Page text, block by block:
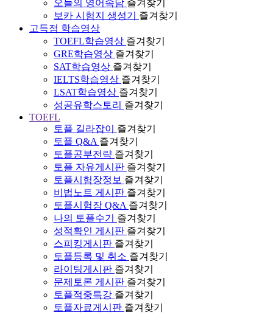
오늘의 영어속담 즐겨찾기
보카 시험지 생성기
즐겨찾기
고득점 학습영상
TOEFL학습영상 즐겨찾기
GRE학습영상 즐겨찾기
SAT학습영상 즐겨찾기
IELTS학습영상 즐겨찾기
LSAT학습영상 즐겨찾기
성공유학스토리 즐겨찾기
TOEFL
토플 길라잡이
즐겨찾기
토플 Q&A 즐겨찾기
토플공부전략 즐겨찾기
토플 자유게시판 즐겨찾기
토플시험장정보 즐겨찾기
비법노트 게시판 즐겨찾기
토플시험장 Q&A 즐겨찾기
나의 토플수기
즐겨찾기
성적확인 게시판 즐겨찾기
스피킹게시판 즐겨찾기
토플등록 및 취소 즐겨찾기
라이팅게시판 즐겨찾기
문제토론 게시판 즐겨찾기
토플적중특강 즐겨찾기
토플자료게시판 즐겨찾기